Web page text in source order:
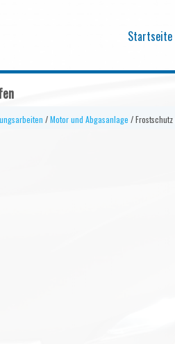
Startseite
/Motor und Abgasanlage /